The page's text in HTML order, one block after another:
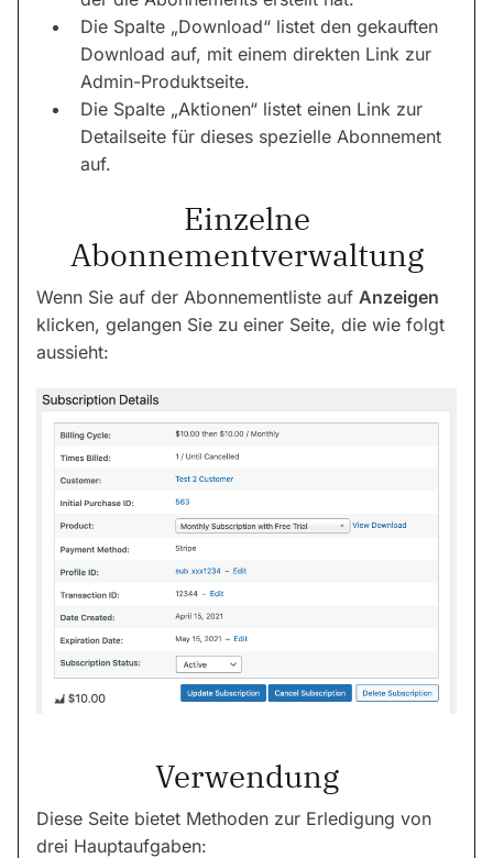
Die Spalte „Download“ listet den gekauften
Download auf, mit einem direkten Link zur
Admin-Produktseite.
Die Spalte „Aktionen“ listet einen Link zur
Detailseite für dieses spezielle Abonnement
auf.
Einzelne
Abonnementverwaltung
Wenn Sie auf der Abonnementliste auf Anzeigen
klicken, gelangen Sie zu einer Seite, die wie folgt
aussieht:
Verwendung
Diese Seite bietet Methoden zur Erledigung von
drei Hauptaufgaben: